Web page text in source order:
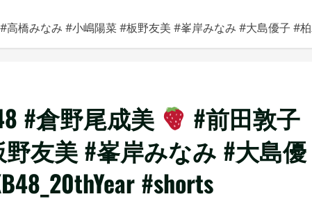
高橋みなみ #小嶋陽菜 #板野友美 #峯岸みなみ #大島優子 #
#倉野尾成美
#前田敦子
友美 #峯岸みなみ #大島優
#shorts